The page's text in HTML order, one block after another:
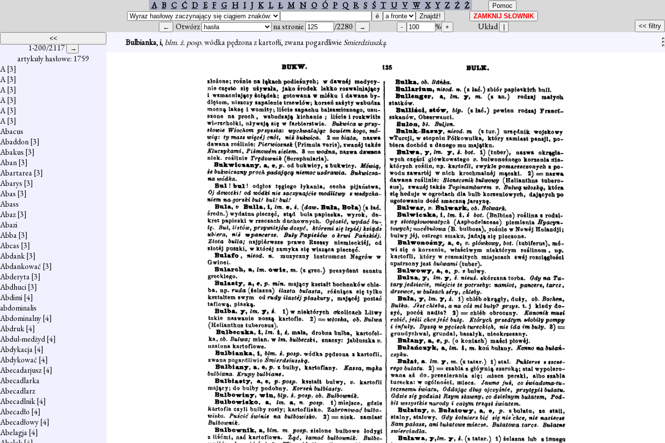
A B C Ć D E F G H I J K L Ł M N O Ó P Q R S Ś T U V W X Y Z Ź Ż
Otwórz na stronie /2280 % Układ
1-200/2117
artykuły hasłowe: 1759
A[3]
A[3]
A[3]
A[3]
A[3]
A[3]
Abacus
Abaddon[3]
Abakus [3]
Aban[3]
Abartarea[3]
Abarys [3]
Abas [3]
Abass
Abaz[3]
Abazi
Abba[3]
Abcas [3]
Abdank[3]
Abdankować [3]
Abderyta[3]
Abdhuci[3]
Abdimi[4]
abdominalis
Abdominalny[4]
Abdruk[4]
Abdul-medżyd[4]
Abdykacja[4]
Abdykować [4]
Abecadarjusz[4]
Abecadlarka
Abecadlarz
Abecadlnik[4]
Abecadło [4]
Abecadłowy[4]
Abelagja[4]
Bulbianka,i, blm. ż. posp.wódka pędzona z kartofli, zwana pogardliwie Smierdziuszką.